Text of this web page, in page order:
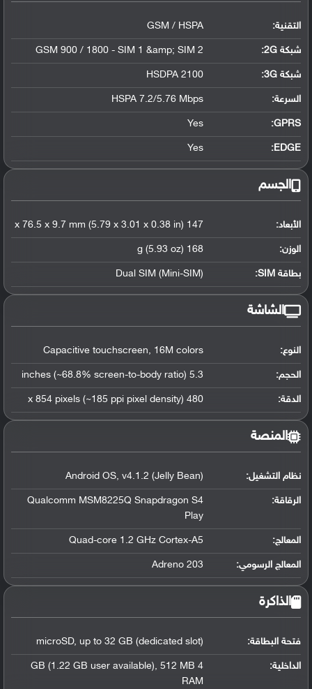
التقنية: GSM / HSPA
شبكة 2G: GSM 900 / 1800 - SIM 1 &amp; SIM 2
شبكة 3G :
HSDPA 2100
السرعة: HSPA 7.2/5.76 Mbps
GPRS:
Yes
EDGE:
Yes
الجسم
الأبعاد: 147 x 76.5 x 9.7 mm (5.79 x 3.01 x 0.38 in)
الوزن: 168 g (5.93 oz)
بطاقة SIM: Dual SIM (Mini-SIM)
الشاشة
النوع: Capacitive touchscreen, 16M colors
الحجم: 5.3 inches (~68.8% screen-to-body ratio)
الدقة: 480 x 854 pixels (~185 ppi pixel density)
المنصة
نظام التشغيل:
Android OS, v4.1.2 (Jelly Bean)
الرقاقة:
Qualcomm MSM8225Q Snapdragon S4
Play
المعالج:
Quad-core 1.2 GHz Cortex-A5
المعالج الرسومي:
Adreno 203
الذاكرة
فتحة البطاقة: microSD, up to 32 GB (dedicated slot)
الداخلية:
4 GB (1.22 GB user available), 512 MB
RAM